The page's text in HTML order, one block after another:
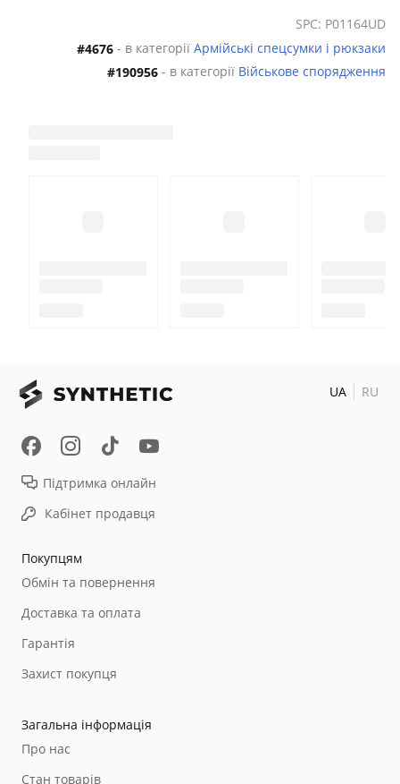
SPC: P01164UD
#4676 - в категорії Армійські спецсумки і рюкзаки
#190956 - в категорії Військове спорядження
Покупцям
Обмін та повернення
Доставка та оплата
Гарантія
Захист покупця
Загальна інформація
Про нас
Стан товарів
Підтримка онлайн
Кабінет продавця
UA RU